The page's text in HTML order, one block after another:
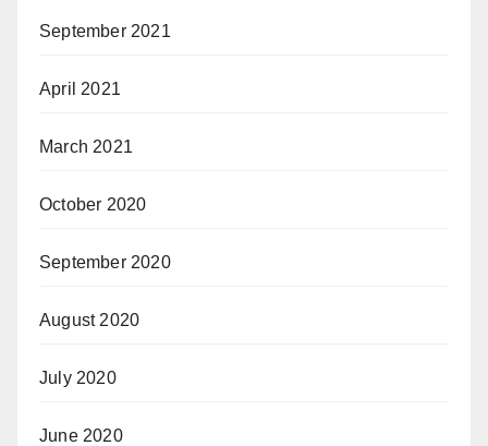
September 2021
April 2021
March 2021
October 2020
September 2020
August 2020
July 2020
June 2020